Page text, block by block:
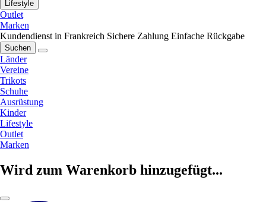
Lifestyle
Outlet
Marken
Kundendienst in Frankreich Sichere Zahlung Einfache Rückgabe
Suchen
Länder
Vereine
Trikots
Schuhe
Ausrüstung
Kinder
Lifestyle
Outlet
Marken
Wird zum Warenkorb hinzugefügt...